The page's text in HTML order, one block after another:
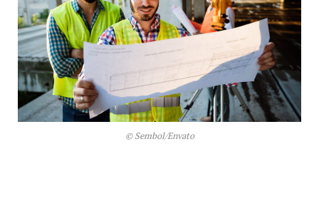
© Sembol/Envato